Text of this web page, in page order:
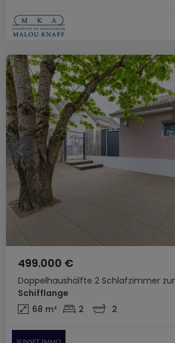
Doppelhaushälfte 2 Schlafzimmer
Schifflange
499.000 €
68 m² 2 2